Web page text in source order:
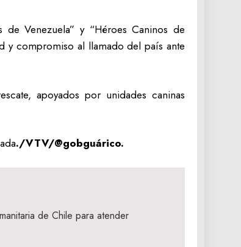
Venezuela” y “Héroes Caninos de
y compromiso al llamado del país ante
apoyados por unidades caninas
./VTV/@gobguárico.
de Chile para atender